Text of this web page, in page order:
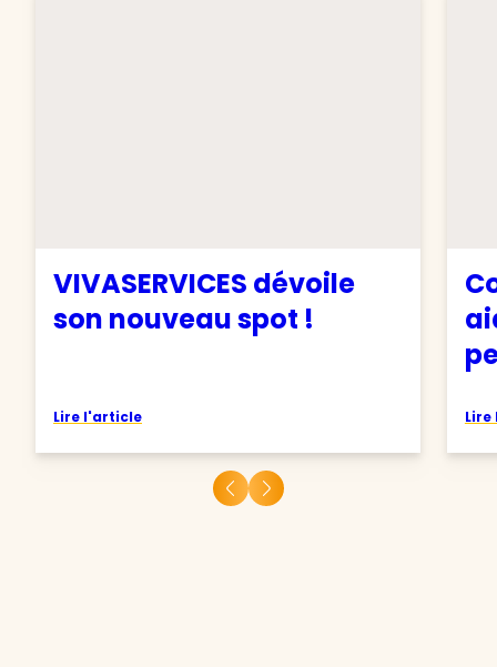
VIVASERVICES dévoile
son nouveau spot !
Lire l'article